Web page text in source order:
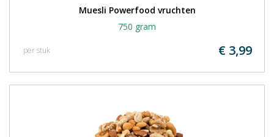
Muesli Powerfood vruchten
750 gram
€ 3,99
per stuk